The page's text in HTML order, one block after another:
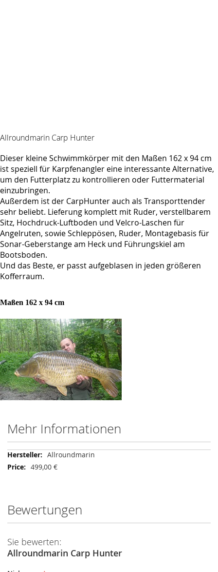
Allroundmarin Carp Hunter
Dieser kleine Schwimmkörper mit den Maßen 162 x 94 cm
ist speziell für Karpfenangler eine interessante Alternative,
um den Futterplatz zu kontrollieren oder Futtermaterial
einzubringen.
Außerdem ist der CarpHunter auch als Transporttender
sehr beliebt. Lieferung komplett mit Ruder, verstellbarem
Sitz, Hochdruck-Luftboden und Velcro-Laschen für
Angelruten, sowie Schleppösen, Ruder, Montagebasis für
Sonar-Geberstange am Heck und Führungskiel am
Bootsboden.
Und das Beste, er passt aufgeblasen in jeden größeren
Kofferraum.
Maßen 162 x 94 cm
Mehr Informationen
Mehr
Informationen
Allroundmarin
499,00 €
Bewertungen
Sie bewerten:
Allroundmarin Carp Hunter